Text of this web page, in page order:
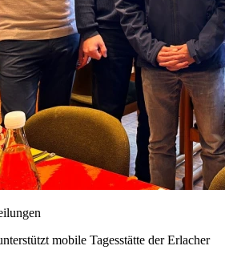
mobile Tagesstätte der Erlacher